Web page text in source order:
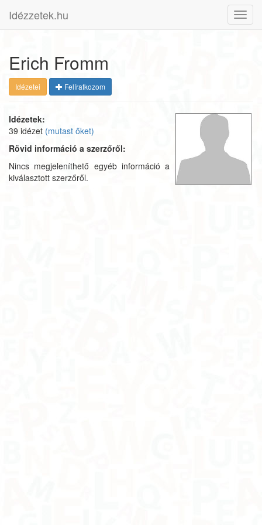
Idézzetek.hu
Erich Fromm
Idézetei Felíratkozom
Idézetek:
39 idézet (mutast őket)
Rövid információ a szerzőről:
Nincs megjeleníthető egyéb információ a
kiválasztott szerzőről.